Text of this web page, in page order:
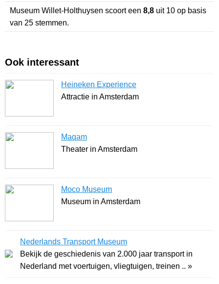
Museum Willet-Holthuysen scoort een 8,8 uit 10 op basis
van 25 stemmen.
Ook interessant
Heineken Experience
Attractie in Amsterdam
Maqam
Theater in Amsterdam
Moco Museum
Museum in Amsterdam
Nederlands Transport Museum
Bekijk de geschiedenis van 2.000 jaar transport in
Nederland met voertuigen, vliegtuigen, treinen .. »